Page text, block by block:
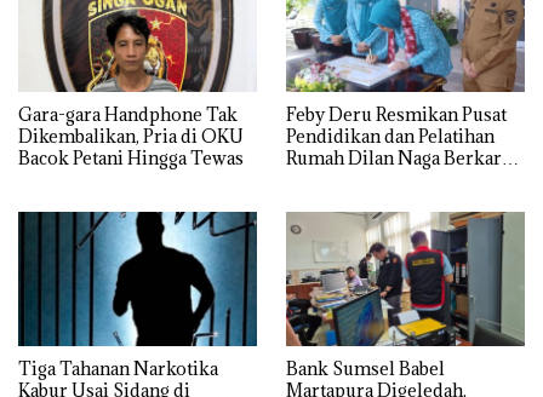
Gara-gara Handphone Tak
Dikembalikan, Pria di OKU
Bacok Petani Hingga Tewas
Feby Deru Resmikan Pusat
Pendidikan dan Pelatihan
Rumah Dilan Naga Berkarya
Tiga Tahanan Narkotika
Kabur Usai Sidang di
Bank Sumsel Babel
Martapura Digeledah,